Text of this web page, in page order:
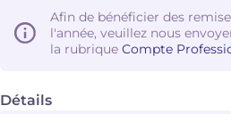
Détails
Afin de bénéficier des
l'année, veuillez nous
la rubrique Compte